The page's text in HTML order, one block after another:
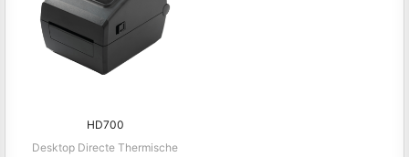
HD700
Desktop Directe Thermische